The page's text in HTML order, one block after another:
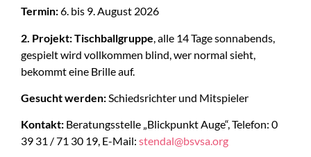
Termin:6. bis 9. August 2026
2. Projekt: Tischballgruppe , alle 14 Tage sonnabends,
gespielt wird vollkommen blind, wer normal sieht,
bekommt eine Brille auf.
Gesucht werden:Schiedsrichter und Mitspieler
Kontakt: Beratungsstelle „Blickpunkt Auge“, Telefon: 0
39 31 / 71 30 19, E-Mail: stendal@bsvsa.org